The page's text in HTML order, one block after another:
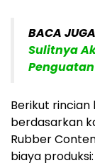
BACA
Sulitnya
Berikut rincian
berdasarkan
Rubber
biaya produksi: